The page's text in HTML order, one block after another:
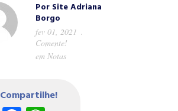
Por Site Adriana
Borgo
fev 01, 2021
Comente!
em Notas
Compartilhe!